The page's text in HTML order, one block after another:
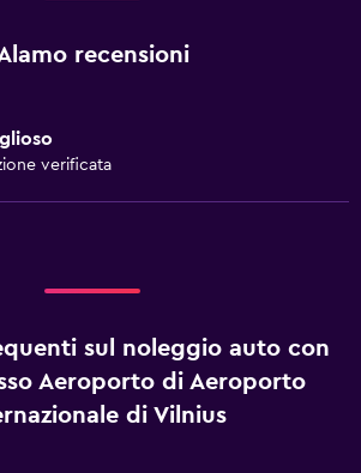
recensioni
verificata
sul noleggio auto con
Aeroporto di Aeroporto
di Vilnius